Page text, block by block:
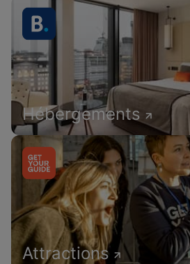
Hébergements
Attractions